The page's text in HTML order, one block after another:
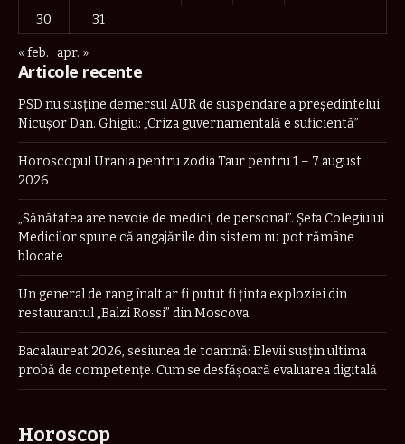
30
31
« feb. apr. »
Articole recente
PSD nu susține demersul AUR de suspendare a președintelui
Nicușor Dan. Ghigiu: „Criza guvernamentală e suficientă”
Horoscopul Urania pentru zodia Taur pentru 1 – 7 august
2026
„Sănătatea are nevoie de medici, de personal”. Șefa Colegiului
Medicilor spune că angajările din sistem nu pot rămâne
blocate
Un general de rang înalt ar fi putut fi ținta exploziei din
restaurantul „Balzi Rossi” din Moscova
Bacalaureat 2026, sesiunea de toamnă: Elevii susțin ultima
probă de competențe. Cum se desfășoară evaluarea digitală
Horoscop